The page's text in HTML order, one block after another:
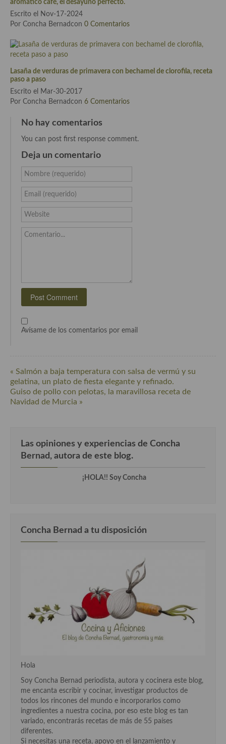
aromático café, el desayuno perfecto.
Escrito el Nov-17-2024
Por Concha Bernadcon 0 Comentarios
Lasaña de verduras de primavera con bechamel de clorofila, receta
paso a paso
Escrito el Mar-30-2017
Por Concha Bernadcon 6 Comentarios
No hay comentarios
You can post first response comment.
Deja un comentario
Nombre (requerido)
Email (requerido)
Website
Comentario...
Avísame de los comentarios por email
« Salmón a baja temperatura con salsa de vermú y su
gelatina, un plato de fiesta elegante y refinado.
Guiso de pollo con pelotas, la maravillosa receta de
Navidad de Murcia »
Las opiniones y experiencias de Concha
Bernad, autora de este blog.
¡HOLA!! Soy Concha
Concha Bernad a tu disposición
Hola
Soy Concha Bernad periodista, autora y cocinera este blog,
me encanta escribir y cocinar, investigar productos de
todos los rincones del mundo e incorporarlos como
ingredientes a nuestra cocina, por eso este blog es tan
variado, encontrarás recetas de más de 55 países
diferentes.
Si necesitas una receta, apoyo en el lanzamiento y